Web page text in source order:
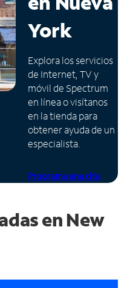
York
Explora los servicios
de Internet, TV y
móvil de Spectrum
en línea o visítanos
en la tienda para
obtener ayuda de un
especialista.
Programa una cita
en New